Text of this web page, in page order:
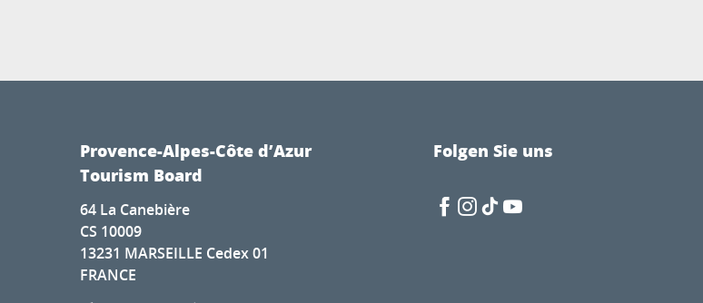
Provence-Alpes-Côte d’Azur
Tourism Board
64 La Canebière
CS 10009
13231 MARSEILLE Cedex 01
FRANCE
Folgen Sie uns